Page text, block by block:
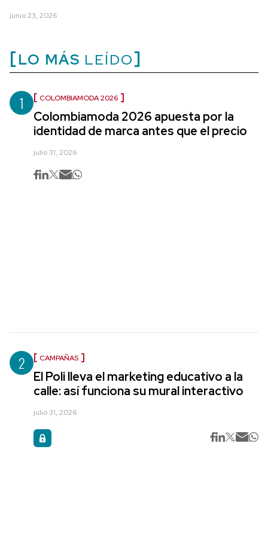
junio 23, 2026
LO MÁS LEÍDO
1 COLOMBIAMODA 2026
Colombiamoda 2026 apuesta por la
identidad de marca antes que el precio
julio 31, 2026
2 CAMPAÑAS
El Poli lleva el marketing educativo a la
calle: así funciona su mural interactivo
julio 31, 2026